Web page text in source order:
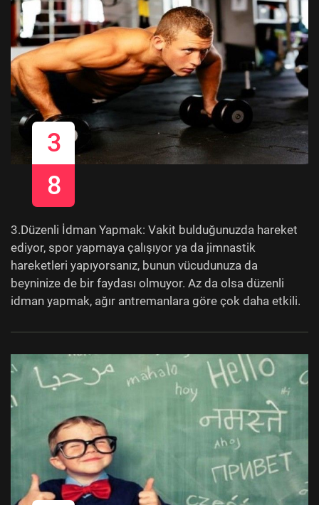
3
8
3.Düzenli İdman Yapmak: Vakit bulduğunuzda hareket
ediyor, spor yapmaya çalışıyor ya da jimnastik
hareketleri yapıyorsanız, bunun vücudunuza da
beyninize de bir faydası olmuyor. Az da olsa düzenli
idman yapmak, ağır antremanlara göre çok daha etkili.